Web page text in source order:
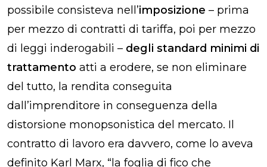
possibile consisteva nell’imposizione – prima
per mezzo di contratti di tariffa, poi per mezzo
di leggi inderogabili – degli standard minimi di
trattamento atti a erodere, se non eliminare
del tutto, la rendita conseguita
dall’imprenditore in conseguenza della
distorsione monopsonistica del mercato. Il
contratto di lavoro era davvero, come lo aveva
definito Karl Marx, “la foglia di fico che